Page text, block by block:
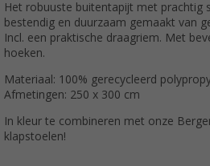
Het robuuste buitentapijt met prachtig
bestendig en duurzaam gemaakt van
Incl. een praktische draagriem. Met
hoeken.
Materiaal: 100% gerecycleerd
Afmetingen: 250 x 300 cm
In kleur te combineren met onze
klapstoelen!